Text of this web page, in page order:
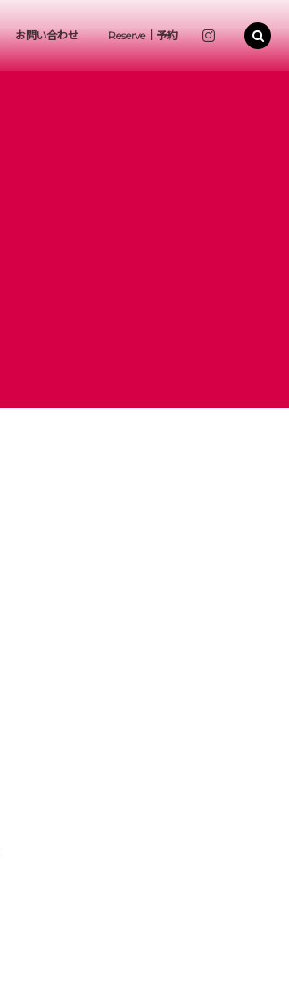
お問い合わせ Reserve｜予約